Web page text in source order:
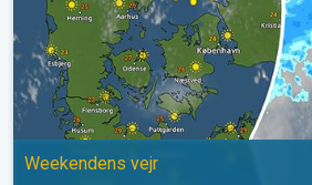
Weekendens vejr